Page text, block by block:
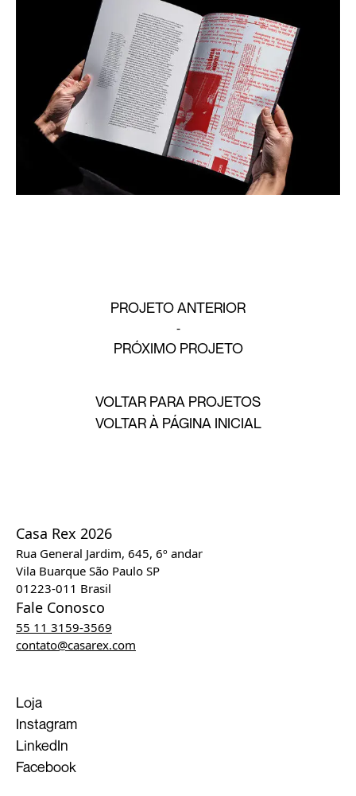
PROJETO ANTERIOR
PRÓXIMO PROJETO
VOLTAR PARA PROJETOS
VOLTAR À PÁGINA INICIAL
Casa Rex 2026
Rua General Jardim, 645, 6º andar
Vila Buarque São Paulo SP
01223-011 Brasil
Fale Conosco
55 11 3159-3569
contato@casarex.com
Loja
Instagram
LinkedIn
Facebook